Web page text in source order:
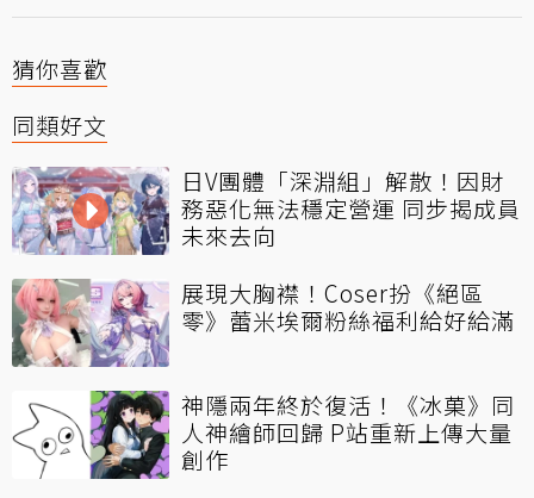
猜你喜歡
同類好文
日V團體「深淵組」解散！因財
務惡化無法穩定營運 同步揭成員
未來去向
展現大胸襟！Coser扮《絕區
零》蕾米埃爾粉絲福利給好給滿
神隱兩年終於復活！《冰菓》同
人神繪師回歸 P站重新上傳大量
創作